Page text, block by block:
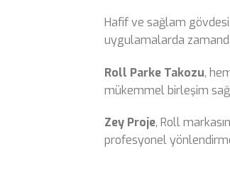
Hafif ve sağlam
uygulamalarda
Roll Parke Takozu,
mükemmel birleşim
Zey Proje, Roll
profesyonel